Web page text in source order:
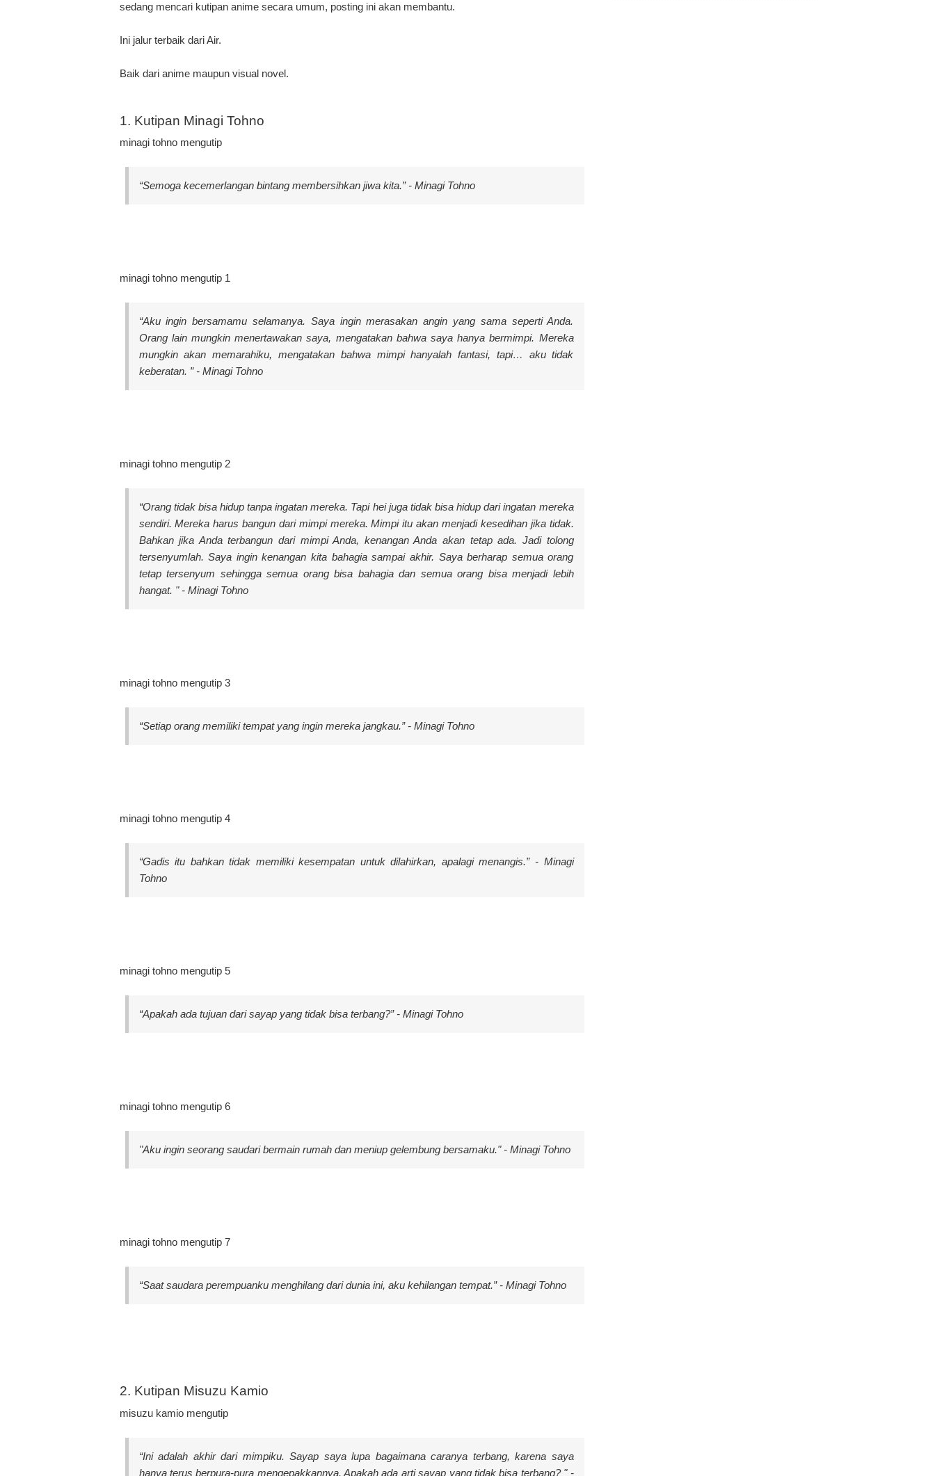
sedang mencari kutipan anime secara umum, posting ini akan membantu.
Ini jalur terbaik dari Air.
Baik dari anime maupun visual novel.
1. Kutipan Minagi Tohno
minagi tohno mengutip
“Semoga kecemerlangan bintang membersihkan jiwa kita.” - Minagi Tohno
minagi tohno mengutip 1
“Aku ingin bersamamu selamanya. Saya ingin merasakan angin yang sama seperti Anda.
Orang lain mungkin menertawakan saya, mengatakan bahwa saya hanya bermimpi. Mereka
mungkin akan memarahiku, mengatakan bahwa mimpi hanyalah fantasi, tapi… aku tidak
keberatan. ” - Minagi Tohno
minagi tohno mengutip 2
“Orang tidak bisa hidup tanpa ingatan mereka. Tapi hei juga tidak bisa hidup dari ingatan mereka
sendiri. Mereka harus bangun dari mimpi mereka. Mimpi itu akan menjadi kesedihan jika tidak.
Bahkan jika Anda terbangun dari mimpi Anda, kenangan Anda akan tetap ada. Jadi tolong
tersenyumlah. Saya ingin kenangan kita bahagia sampai akhir. Saya berharap semua orang
tetap tersenyum sehingga semua orang bisa bahagia dan semua orang bisa menjadi lebih
hangat. " - Minagi Tohno
minagi tohno mengutip 3
“Setiap orang memiliki tempat yang ingin mereka jangkau.” - Minagi Tohno
minagi tohno mengutip 4
“Gadis itu bahkan tidak memiliki kesempatan untuk dilahirkan, apalagi menangis.” - Minagi
Tohno
minagi tohno mengutip 5
“Apakah ada tujuan dari sayap yang tidak bisa terbang?” - Minagi Tohno
minagi tohno mengutip 6
"Aku ingin seorang saudari bermain rumah dan meniup gelembung bersamaku." - Minagi Tohno
minagi tohno mengutip 7
“Saat saudara perempuanku menghilang dari dunia ini, aku kehilangan tempat.” - Minagi Tohno
2. Kutipan Misuzu Kamio
misuzu kamio mengutip
“Ini adalah akhir dari mimpiku. Sayap saya lupa bagaimana caranya terbang, karena saya
hanya terus berpura-pura mengepakkannya. Apakah ada arti sayap yang tidak bisa terbang? " -